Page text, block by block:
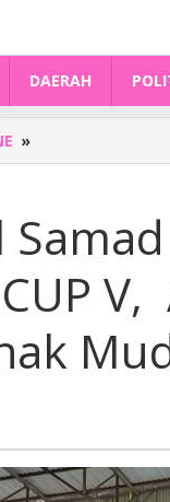
DAERAH
»
Samad
Polman
CUP
V,
Ajang
Potensi
Besar